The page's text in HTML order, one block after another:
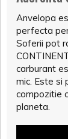
Anvelopa
perfecta
Soferii pot
carburant
mic. Este si
compozitie
planeta.